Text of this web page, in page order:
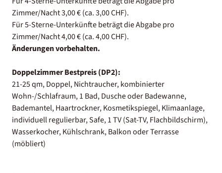
Zimmer/Nacht 3,00 € (ca. 3,00 CHF).
Für 5-Sterne-Unterkünfte beträgt die Abgabe pro
Zimmer/Nacht 4,00 € (ca. 4,00 CHF).
Änderungen vorbehalten.
Doppelzimmer Bestpreis (DP2):
21-25 qm, Doppel, Nichtraucher, kombinierter
Wohn-/Schlafraum, 1 Bad, Dusche oder Badewanne,
Bademantel, Haartrockner, Kosmetikspiegel, Klimaanlage,
individuell regulierbar, Safe, 1 TV (Sat-TV, Flachbildschirm),
Wasserkocher, Kühlschrank, Balkon oder Terrasse
(möbliert)